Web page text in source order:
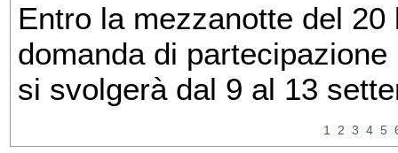
Entro la mezzanotte del
domanda di
si svolgerà dal 9 al 13
1 2 3 4 5